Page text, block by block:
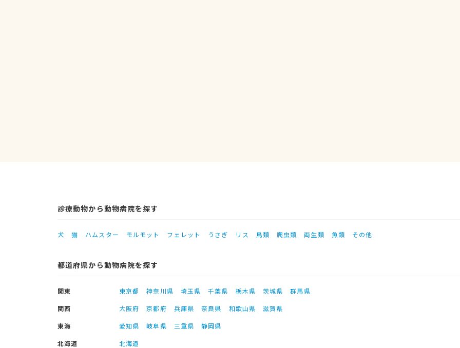
診療動物から動物病院を探す
犬 猫 ハムスター モルモット フェレット うさぎ リス 鳥類 爬虫類 両生類 魚類 その他
都道府県から動物病院を探す
関東 東京都 神奈川県 埼玉県 千葉県 栃木県 茨城県
群馬県
関西
大阪府 京都府 兵庫県 奈良県 和歌山県
滋賀県
東海
愛知県 岐阜県 三重県
静岡県
北海道
北海道